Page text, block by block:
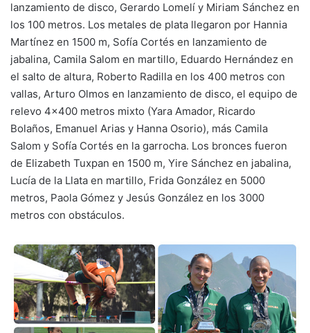
lanzamiento de disco, Gerardo Lomelí y Miriam Sánchez en
los 100 metros. Los metales de plata llegaron por Hannia
Martínez en 1500 m, Sofía Cortés en lanzamiento de
jabalina, Camila Salom en martillo, Eduardo Hernández en
el salto de altura, Roberto Radilla en los 400 metros con
vallas, Arturo Olmos en lanzamiento de disco, el equipo de
relevo 4×400 metros mixto (Yara Amador, Ricardo
Bolaños, Emanuel Arias y Hanna Osorio), más Camila
Salom y Sofía Cortés en la garrocha. Los bronces fueron
de Elizabeth Tuxpan en 1500 m, Yire Sánchez en jabalina,
Lucía de la Llata en martillo, Frida González en 5000
metros, Paola Gómez y Jesús González en los 3000
metros con obstáculos.